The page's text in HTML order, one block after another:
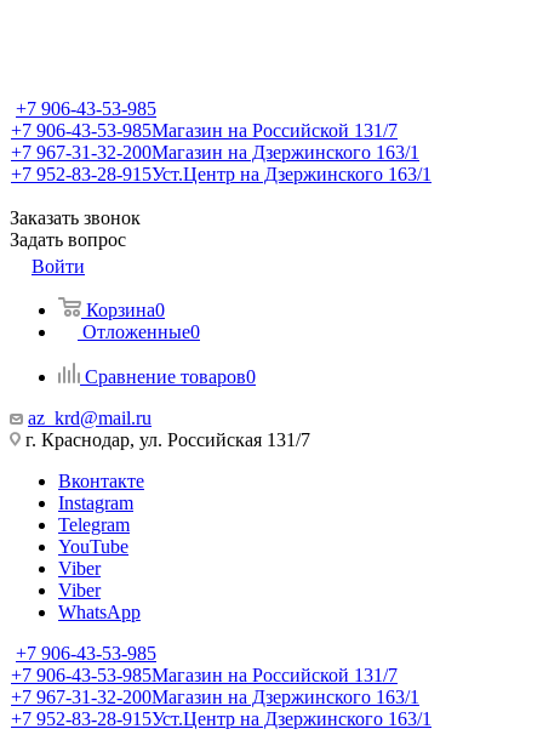
+7 906-43-53-985
+7 906-43-53-985Магазин на Российской 131/7
+7 967-31-32-200Магазин на Дзержинского 163/1
+7 952-83-28-915Уст.Центр на Дзержинского 163/1
Заказать звонок
Задать вопрос
Войти
Корзина0
Отложенные0
Сравнение товаров0
az_krd@mail.ru
г. Краснодар, ул. Российская 131/7
Вконтакте
Instagram
Telegram
YouTube
Viber
Viber
WhatsApp
+7 906-43-53-985
+7 906-43-53-985Магазин на Российской 131/7
+7 967-31-32-200Магазин на Дзержинского 163/1
+7 952-83-28-915Уст.Центр на Дзержинского 163/1